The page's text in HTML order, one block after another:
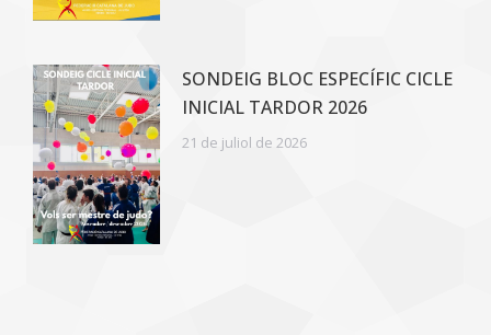
SONDEIG BLOC ESPECÍFIC CICLE
INICIAL TARDOR 2026
21 de juliol de 2026